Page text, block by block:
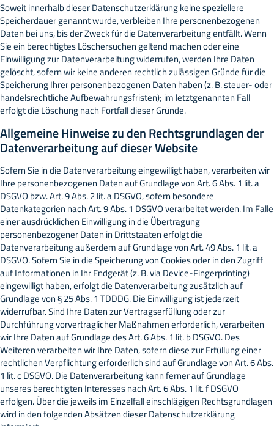
Soweit innerhalb dieser Datenschutzerklärung keine speziellere
Speicherdauer genannt wurde, verbleiben Ihre personenbezogenen
Daten bei uns, bis der Zweck für die Datenverarbeitung entfällt. Wenn
Sie ein berechtigtes Löschersuchen geltend machen oder eine
Einwilligung zur Datenverarbeitung widerrufen, werden Ihre Daten
gelöscht, sofern wir keine anderen rechtlich zulässigen Gründe für die
Speicherung Ihrer personenbezogenen Daten haben (z. B. steuer- oder
handelsrechtliche Aufbewahrungsfristen); im letztgenannten Fall
erfolgt die Löschung nach Fortfall dieser Gründe.
Allgemeine Hinweise zu den Rechtsgrundlagen der
Datenverarbeitung auf dieser Website
Sofern Sie in die Datenverarbeitung eingewilligt haben, verarbeiten wir
Ihre personenbezogenen Daten auf Grundlage von Art. 6 Abs. 1 lit. a
DSGVO bzw. Art. 9 Abs. 2 lit. a DSGVO, sofern besondere
Datenkategorien nach Art. 9 Abs. 1 DSGVO verarbeitet werden. Im Falle
einer ausdrücklichen Einwilligung in die Übertragung
personenbezogener Daten in Drittstaaten erfolgt die
Datenverarbeitung außerdem auf Grundlage von Art. 49 Abs. 1 lit. a
DSGVO. Sofern Sie in die Speicherung von Cookies oder in den Zugriff
auf Informationen in Ihr Endgerät (z. B. via Device-Fingerprinting)
eingewilligt haben, erfolgt die Datenverarbeitung zusätzlich auf
Grundlage von § 25 Abs. 1 TDDDG. Die Einwilligung ist jederzeit
widerrufbar. Sind Ihre Daten zur Vertragserfüllung oder zur
Durchführung vorvertraglicher Maßnahmen erforderlich, verarbeiten
wir Ihre Daten auf Grundlage des Art. 6 Abs. 1 lit. b DSGVO. Des
Weiteren verarbeiten wir Ihre Daten, sofern diese zur Erfüllung einer
rechtlichen Verpflichtung erforderlich sind auf Grundlage von Art. 6 Abs.
1 lit. c DSGVO. Die Datenverarbeitung kann ferner auf Grundlage
unseres berechtigten Interesses nach Art. 6 Abs. 1 lit. f DSGVO
erfolgen. Über die jeweils im Einzelfall einschlägigen Rechtsgrundlagen
wird in den folgenden Absätzen dieser Datenschutzerklärung